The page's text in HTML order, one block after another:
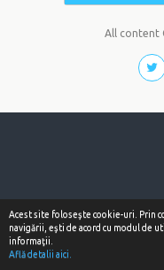
All content
Acest site foloseşte cookie-uri. Prin
navigării, eşti de acord cu modul de
informaţii.
Află detalii aici.